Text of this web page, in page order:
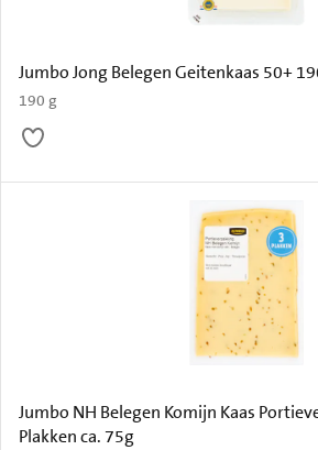
Jumbo Jong Belegen Geitenkaas 50+
190 g
Jumbo NH Belegen Komijn Kaas
Plakken ca. 75g